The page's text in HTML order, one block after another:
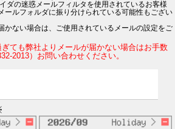
ダの迷惑メールフィルタを使用されているお客様
ールフォルダに振り分けられている可能性もござい
かない場合は、ご使用されているメールの設定をご
ても弊社よりメールが届かない場合はお手数
2013）お問い合わせください。